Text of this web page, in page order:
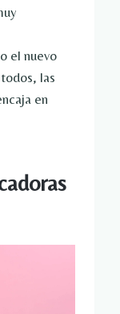
el nuevo
las
en